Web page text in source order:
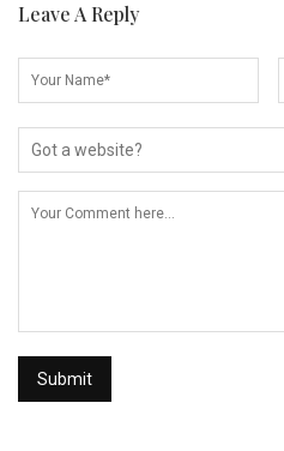
Leave A Reply